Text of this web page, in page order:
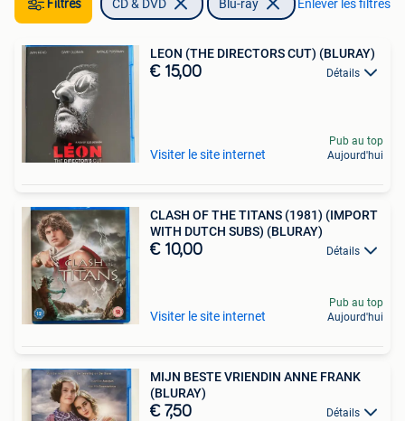
Filtres CD & DVD Blu-ray Enlever les filtres
LEON (THE DIRECTORS CUT) (BLURAY)
€ 15,00 Détails
Visiter le site internet
Pub au top
Aujourd'hui
CLASH OF THE TITANS (1981) (IMPORT
WITH DUTCH SUBS) (BLURAY)
€ 10,00 Détails
Visiter le site internet
Pub au top
Aujourd'hui
MIJN BESTE VRIENDIN ANNE FRANK
(BLURAY)
€ 7,50 Détails